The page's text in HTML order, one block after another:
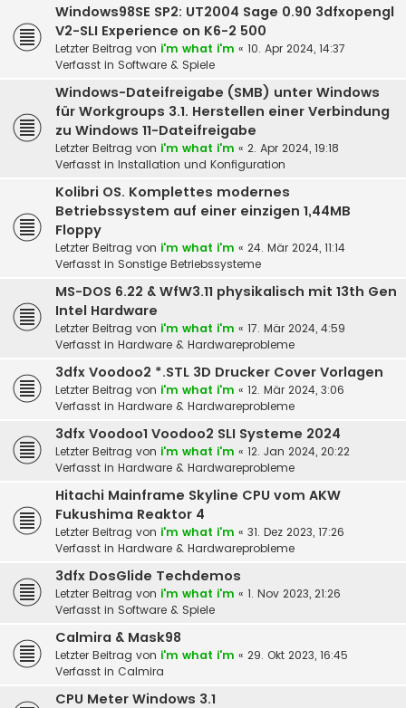
Windows98SE SP2: UT2004 Sage 0.90 3dfxopengl
V2-SLI Experience on K6-2 500
Letzter Beitrag von i'm what i'm « 10. Apr 2024, 14:37
Verfasst in Software & Spiele
Windows-Dateifreigabe (SMB) unter Windows
für Workgroups 3.1. Herstellen einer Verbindung
zu Windows 11-Dateifreigabe
Letzter Beitrag von i'm what i'm « 2. Apr 2024, 19:18
Verfasst in Installation und Konfiguration
Kolibri OS. Komplettes modernes
Betriebssystem auf einer einzigen 1,44MB
Floppy
Letzter Beitrag von i'm what i'm « 24. Mär 2024, 11:14
Verfasst in Sonstige Betriebssysteme
MS-DOS 6.22 & WfW3.11 physikalisch mit 13th Gen
Intel Hardware
Letzter Beitrag von i'm what i'm « 17. Mär 2024, 4:59
Verfasst in Hardware & Hardwareprobleme
3dfx Voodoo2 *.STL 3D Drucker Cover Vorlagen
Letzter Beitrag von i'm what i'm « 12. Mär 2024, 3:06
Verfasst in Hardware & Hardwareprobleme
3dfx Voodoo1 Voodoo2 SLI Systeme 2024
Letzter Beitrag von i'm what i'm « 12. Jan 2024, 20:22
Verfasst in Hardware & Hardwareprobleme
Hitachi Mainframe Skyline CPU vom AKW
Fukushima Reaktor 4
Letzter Beitrag von i'm what i'm « 31. Dez 2023, 17:26
Verfasst in Hardware & Hardwareprobleme
3dfx DosGlide Techdemos
Letzter Beitrag von i'm what i'm « 1. Nov 2023, 21:26
Verfasst in Software & Spiele
Calmira & Mask98
Letzter Beitrag von i'm what i'm « 29. Okt 2023, 16:45
Verfasst in Calmira
CPU Meter Windows 3.1